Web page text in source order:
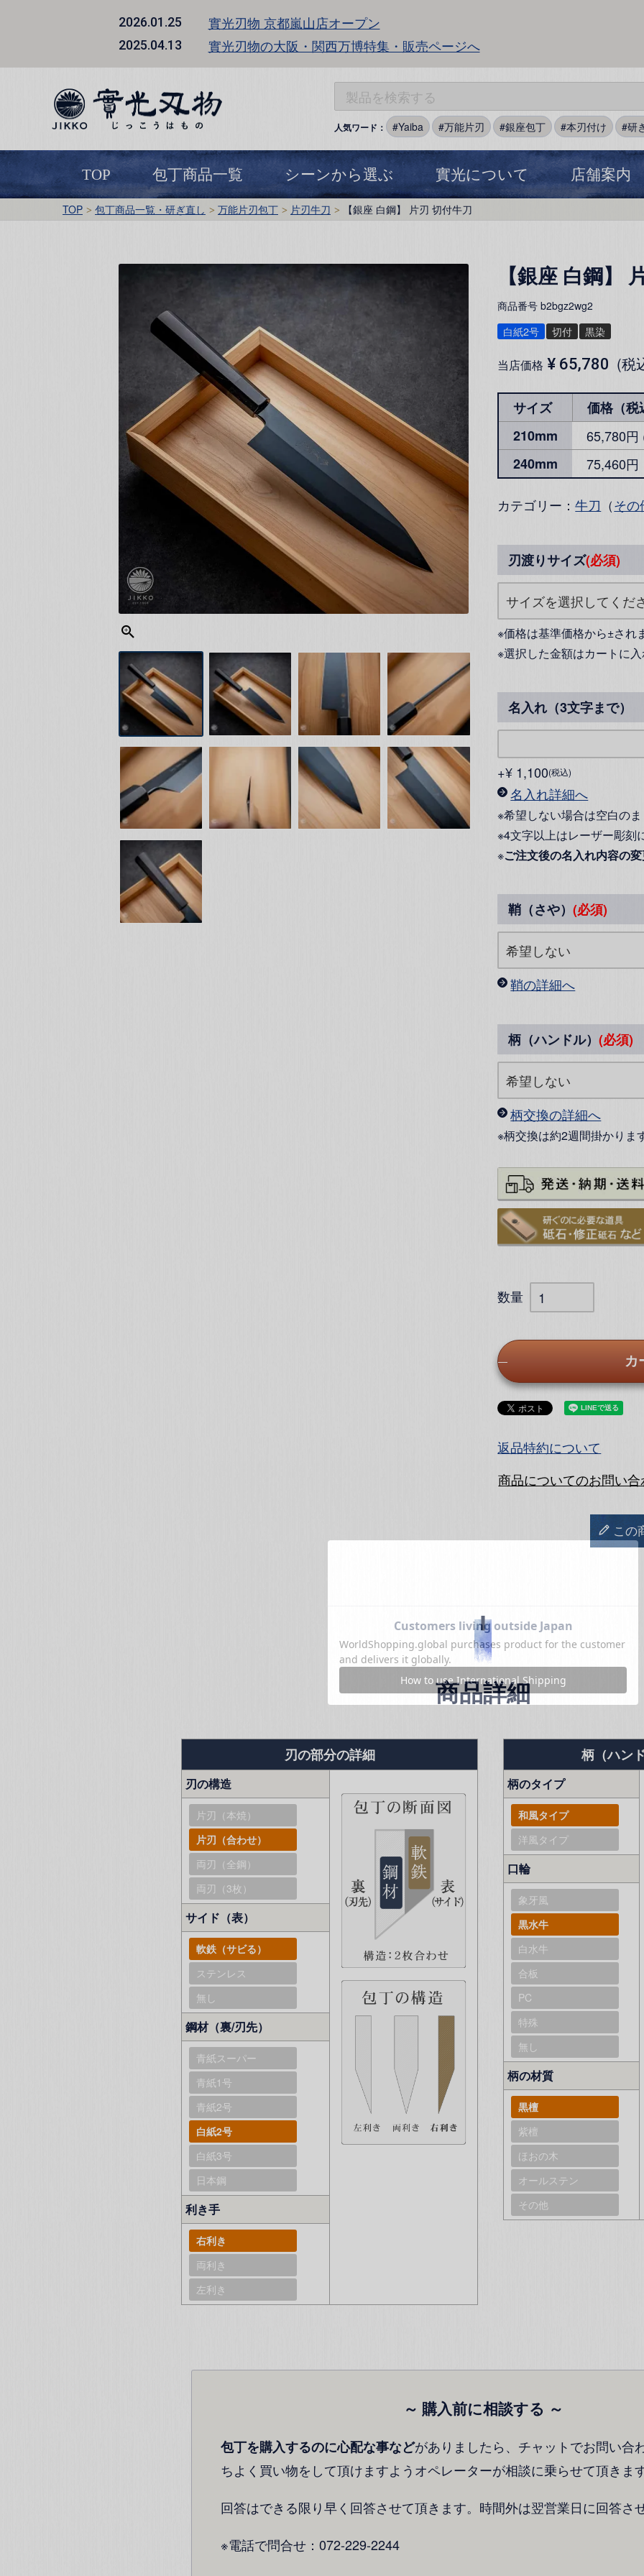
2026.01.25 實光刃物 京都嵐山店オープン
2025.04.13 實光刃物の大阪・関西万博特集・販売ページへ
人気ワード： Yaiba 万能片刃 銀座包丁 本刃付け 研
TOP 包丁商品一覧 シーンから選ぶ 實光について 店舗案内
TOP 包丁商品一覧・研ぎ直し 万能片刃包丁 片刃牛刀 【銀座 白鋼】 片刃 切付牛刀
【銀座 白鋼】
商品番号 b2bgz2wg2
白紙2号 切付 黒染
当店価格 ¥ 65,780 税
サイズ
価格（税
210mm
65,780円
240mm
75,460円
カテゴリー：牛刀 （その
刃渡りサイズ(必須)
※価格は基準価格から±され
※選択した金額はカートに
名入れ（3文字まで）
+¥ 1,100 税込
名入れ詳細へ
※希望しない場合は空白の
※4文字以上はレーザー彫刻
※ご注文後の名入れ内容の
鞘（さや）(必須)
鞘の詳細へ
柄（ハンドル）(必須)
柄交換の詳細へ
※柄交換は約2週間掛かりま
カ
返品特約について
商品についてのお問い
この
商品詳細
刃の部分の詳細
刃の構造
片刃（本焼）
片刃（合わせ）
両刃（全鋼）
両刃（3枚）
サイド（表）
軟鉄（サビる）
ステンレス
無し
鋼材（裏/刃先）
青紙スーパー
青紙1号
青紙2号
白紙2号
白紙3号
日本鋼
利き手
右利き
両利き
左利き
柄（ハン
柄のタイプ
和風タイプ
洋風タイプ
口輪
象牙風
黒水牛
白水牛
合板
PC
特殊
無し
柄の材質
黒檀
紫檀
ほおの木
オールステン
その他
～ 購入前に相談する ～
包丁を購入するのに心配な事などがありましたら、チャットでお問い合
ちよく買い物をして頂けますようオペレーターが相談に乗らせて頂きま
回答はできる限り早く回答させて頂きます。時間外は翌営業日に回答さ
※電話で問合せ：072-229-2244